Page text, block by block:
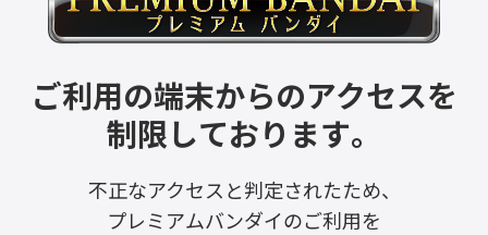
ご利用の端末からのアクセスを
制限しております。
不正なアクセスと判定されたため、
プレミアムバンダイのご利用を